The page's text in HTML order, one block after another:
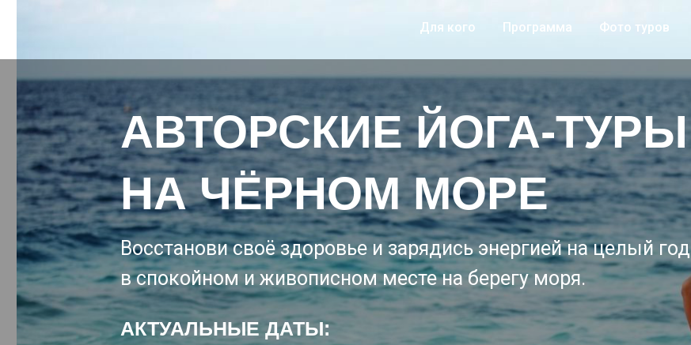
Для кого Программа Фото туров
АВТОРСКИЕ ЙОГА-ТУРЫ
НА ЧЁРНОМ МОРЕ
Восстанови своё здоровье и зарядись энергией на целый год
в спокойном и живописном месте на берегу моря.
АКТУАЛЬНЫЕ ДАТЫ: